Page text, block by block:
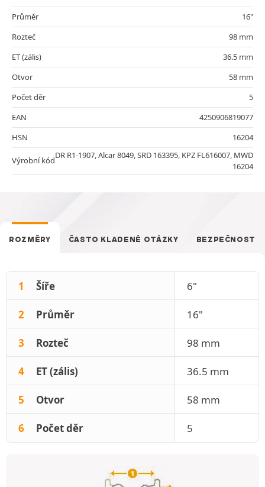
Průměr
16"
Rozteč
98 mm
ET (zális)
36.5 mm
Otvor
58 mm
Počet děr
5
EAN
4250906819077
HSN
16204
Výrobní kód
DR R1-1907, Alcar 8049, SRD 163395, KPZ FL616007, MWD
16204
ROZMĚRY ČASTO KLADENÉ OTÁZKY BEZPEČNOST
1 Šíře 6"
2 Průměr 16"
3 Rozteč 98 mm
4 ET (zális) 36.5 mm
5 Otvor 58 mm
6 Počet děr 5